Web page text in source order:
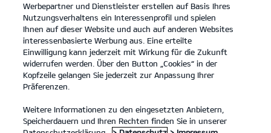
Kia Ceed: Kraftstoffverbrauch kombiniert 5,3 – 6,3 l/100km; CO₂-
Emissionen kombiniert 127– 142 g/km. CO₂-Klasse E.
Kia XCeed: Kraftstoffverbrauch kombiniert 6,1 – 6,3 l/100km; CO₂-
Kia ProCeed: Kraftstoffverbrauch kombiniert 6,3 l/100km; CO₂-
Emissionen kombiniert 142 g/km. CO₂-Klasse E.
Kia Ceed Sportswagon: Kraftstoffverbrauch kombiniert 5,7 – 6,4
l/100km; CO₂-Emissionen kombiniert 128 – 145 g/km. CO₂-Klasse D
CO₂-Emissionen kombiniert 131 – 159 g/km. CO₂-Klasse D – F.
Kia Sorento Kraftstoffverbrauch kombiniert 6,2 – 6,6 l/100km; CO₂-
Emissionen kombiniert 163 – 174 g/km. CO₂-Klasse F.
Werbepartner und Dienstleister erstellen auf Basis Ihres
Nutzungsverhaltens ein Interessenprofil und spielen
Ihnen auf dieser Website und auch auf anderen Websites
interessenbasierte Werbung aus. Eine erteilte
Einwilligung kann jederzeit mit Wirkung für die Zukunft
widerrufen werden. Über den Button „Cookies“ in der
Kopfzeile gelangen Sie jederzeit zur Anpassung Ihrer
Präferenzen.
Weitere Informationen zu den eingesetzten Anbietern,
Speicherdauern und Ihren Rechten finden Sie in unserer